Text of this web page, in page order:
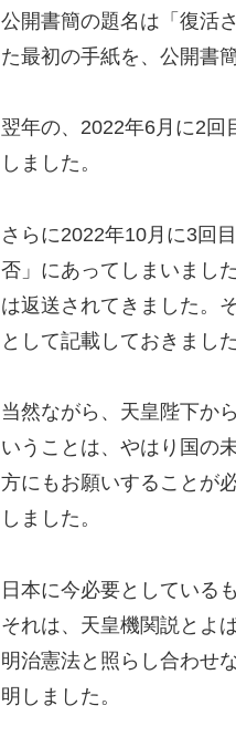
公開書簡の題名は「復活
た最初の手紙を、公開書
翌年の、2022年6月に2回
しました。
さらに2022年10月に3回
否」にあってしまいまし
は返送されてきました。
として記載しておきました
当然ながら、天皇陛下か
いうことは、やはり国の
方にもお願いすることが
しました。
日本に今必要としている
それは、天皇機関説とよ
明治憲法と照らし合わせ
明しました。